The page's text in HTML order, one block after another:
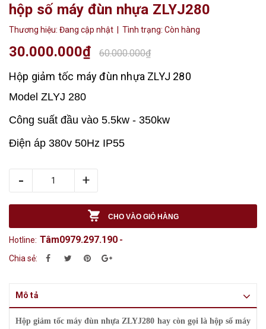
hộp số máy đùn nhựa ZLYJ280
Thương hiệu: Đang cập nhật | Tình trạng: Còn hàng
30.000.000₫ 60.000.000₫
Hộp giảm tốc máy đùn nhựa ZLYJ 280
Model ZLYJ 280
Công suất đầu vào 5.5kw - 350kw
Điện áp 380v 50Hz IP55
- +
CHO VÀO GIỎ HÀNG
Hotline: Tâm0979.297.190 -
Chia sẻ:
Mô tả
Hộp giảm tốc máy đùn nhựa ZLYJ280 hay còn gọi là hộp số máy